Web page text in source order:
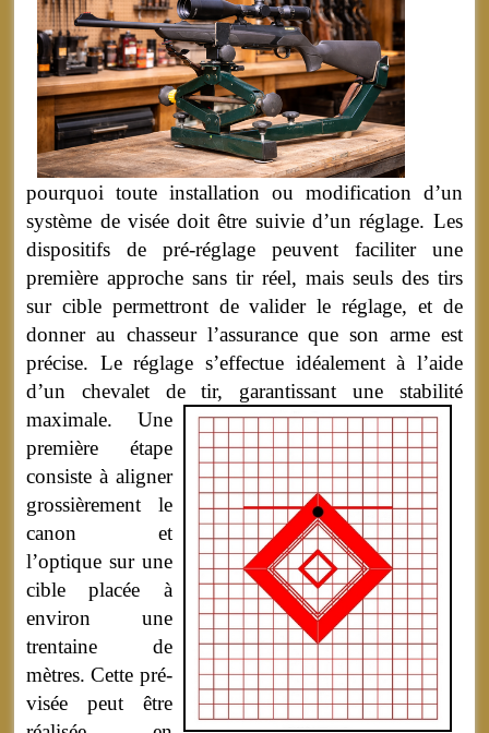
pourquoi toute installation ou modification d’un
système de visée doit être suivie d’un réglage. Les
dispositifs de pré-réglage peuvent faciliter une
première approche sans tir réel, mais seuls des tirs
sur cible permettront de valider le réglage, et de
donner au chasseur l’assurance que son arme est
précise. Le réglage s’effectue idéalement à l’aide
d’un chevalet de tir, garantissant une stabilité
maximale. Une
première étape
consiste à aligner
grossièrement le
canon et
l’optique sur une
cible placée à
environ une
trentaine de
mètres. Cette pré-
visée peut être